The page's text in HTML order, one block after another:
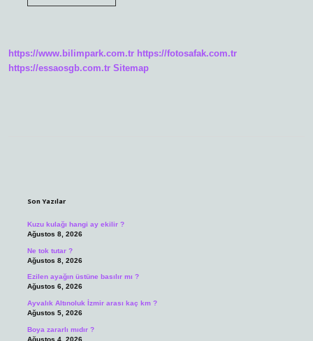
https://www.bilimpark.com.tr https://fotosafak.com.tr
https://essaosgb.com.tr Sitemap
Son Yazılar
Kuzu kulağı hangi ay ekilir ?
Ağustos 8, 2026
Ne tok tutar ?
Ağustos 8, 2026
Ezilen ayağın üstüne basılır mı ?
Ağustos 6, 2026
Ayvalık Altınoluk İzmir arası kaç km ?
Ağustos 5, 2026
Boya zararlı mıdır ?
Ağustos 4, 2026